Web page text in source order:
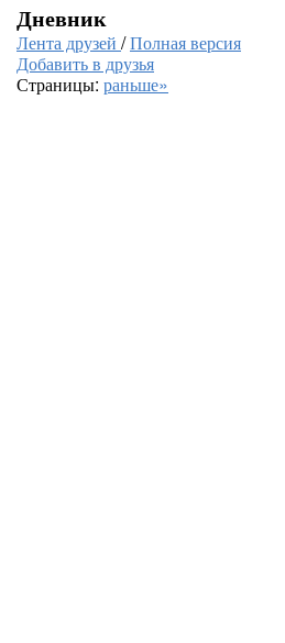
Дневник
Лента друзей /Полная версия
Добавить в друзья
Страницы: раньше»